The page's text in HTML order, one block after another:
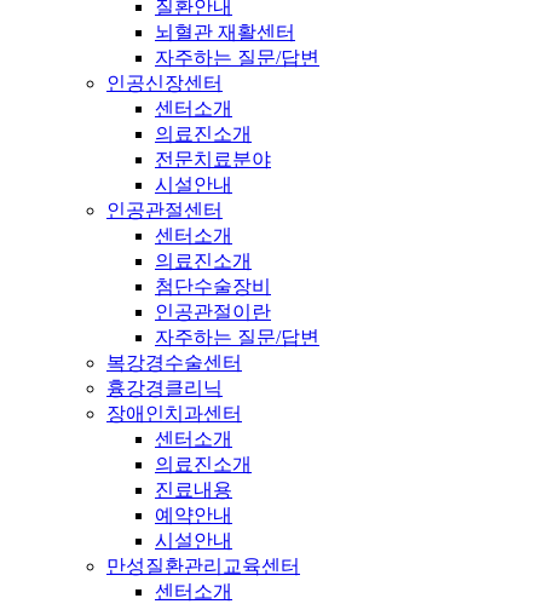
질환안내
뇌혈관 재활센터
자주하는 질문/답변
인공신장센터
센터소개
의료진소개
전문치료분야
시설안내
인공관절센터
센터소개
의료진소개
첨단수술장비
인공관절이란
자주하는 질문/답변
복강경수술센터
흉강경클리닉
장애인치과센터
센터소개
의료진소개
진료내용
예약안내
시설안내
만성질환관리교육센터
센터소개